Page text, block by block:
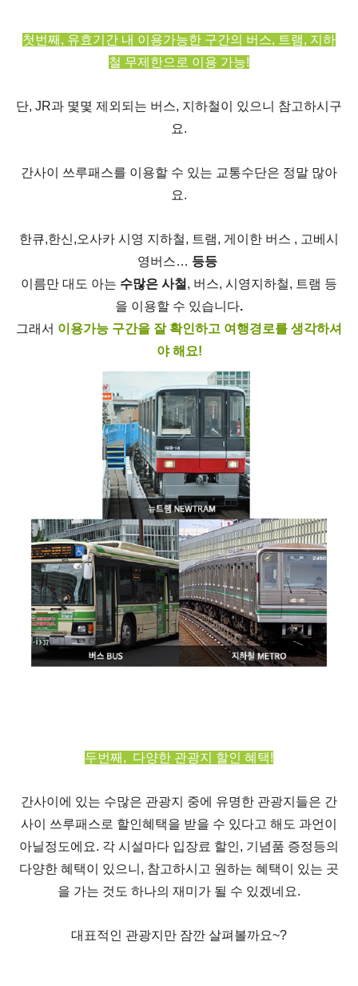
첫번째 , 유효기간 내 이용가능한 구간의 버스, 트램, 지하
철 무제한으로 이용 가능!
단, JR과 몇몇 제외되는 버스, 지하철이 있으니 참고하시구
요.
간사이 쓰루패스를 이용할 수 있는 교통수단은 정말 많아
요.
한큐,한신,오사카 시영 지하철, 트램, 게이한 버스 , 고베시
영버스… 등등
이름만 대도 아는 수많은 사철 , 버스, 시영지하철, 트램 등
을 이용할 수 있습니다.
그래서 이용가능 구간을 잘 확인하고 여행경로를 생각하셔
야 해요!
두번째 , 다양한 관광지 할인 혜택!
간사이에 있는 수많은 관광지 중에 유명한 관광지들은 간
사이 쓰루패스로 할인혜택을 받을 수 있다고 해도 과언이
아닐정도에요. 각 시설마다 입장료 할인, 기념품 증정등의
다양한 혜택이 있으니 , 참고하시고 원하는 혜택이 있는 곳
을 가는 것도 하나의 재미가 될 수 있겠네요.
대표적인 관광지만 잠깐 살펴볼까요~?